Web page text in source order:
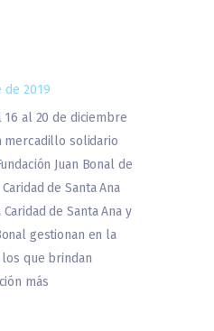
de 2019
al 20 de diciembre
mercadillo solidario
Juan Bonal de
de Santa Ana
de Santa Ana y
gestionan en la
que brindan
más